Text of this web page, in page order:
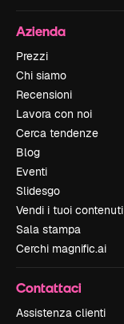
Azienda
Prezzi
Chi siamo
Recensioni
Lavora con noi
Cerca tendenze
Blog
Eventi
Slidesgo
Vendi i tuoi contenuti
Sala stampa
Cerchi magnific.ai
Contattaci
Assistenza clienti